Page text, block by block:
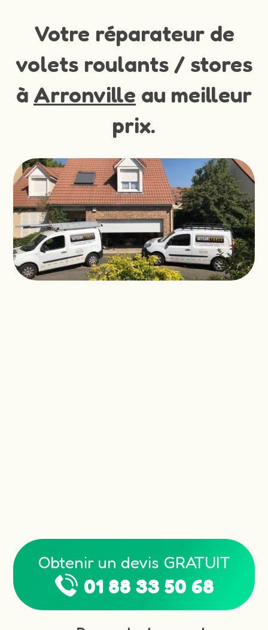
Votre réparateur de
volets roulants / stores
à Arronville au meilleur
prix.
Obtenir un devis GRATUIT
01 88 33 50 68